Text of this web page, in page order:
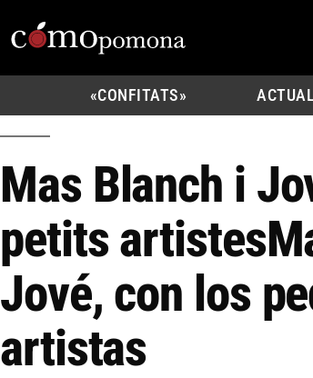
«CONFITATS»
Mas Blanch i
petits artistes
Jové, con los
artistas